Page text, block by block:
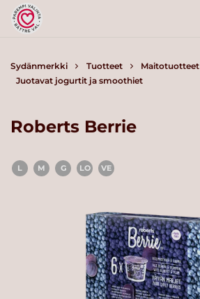
Sydänmerkki Tuotteet
Maitotuotteet
Juotavat jogurtit ja smoothiet
Roberts Berrie
L M G LO VE